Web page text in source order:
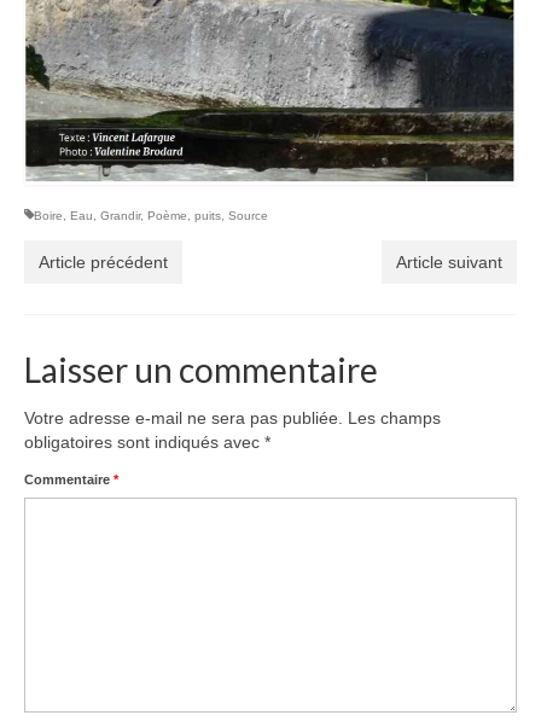
Voir
Films, Vidéos, Selfies
Selfies de Mariages
Mon témoignage
EdenCinéma
SpiNéma
Autres Vidéos
Apprendre
Conférences, Retraites
Enseignements ALTIUS
Boire Eau Grandir, Poème puits Source
Article précédent Article suivant
Laisser un commentaire
Votre adresse e-mail ne sera pas publiée.
Les champs
obligatoires sont indiqués avec *
Commentaire *